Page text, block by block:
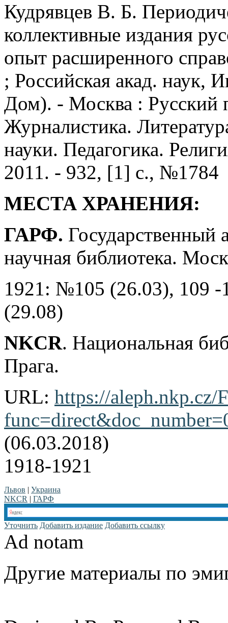
Кудрявцев В. Б.
коллективные издания
опыт расширенного
; Российская акад. наук,
Дом). - Москва : Русский
Журналистика.
науки. Педагогика.
2011. - 932, [1] с., №1784
МЕСТА ХРАНЕНИЯ:
ГАРФ. Государственный
научная библиотека.
1921: №105 (26.03), 109 -
(29.08)
NKCR. Национальная
Прага.
URL: https://aleph.nkp.cz/
(06.03.2018)
1918-1921
Львов | Украина
NKCR | ГАРФ
Уточнить Добавить издание Добавить ссылку
Ad notam
Другие материалы по